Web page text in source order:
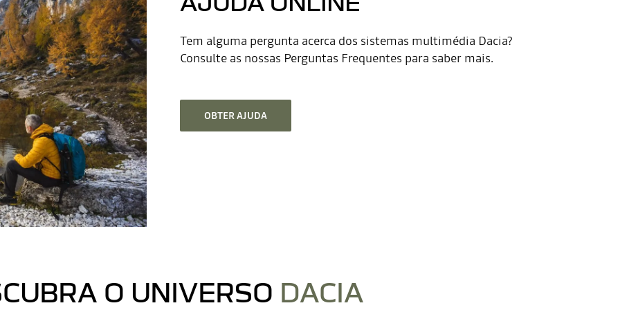
Tem alguma pergunta acerca dos sistemas multimédia Dacia?
Consulte as nossas Perguntas Frequentes para saber mais.
OBTER AJUDA
O UNIVERSO DACIA